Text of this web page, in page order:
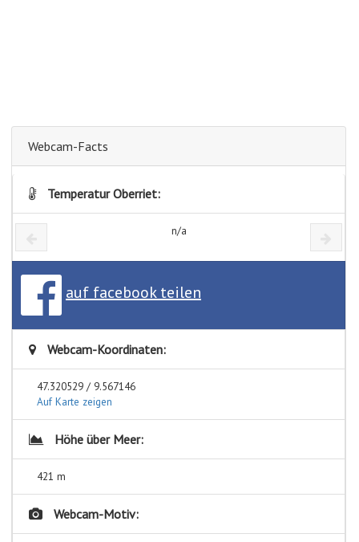
Webcam-Facts
Temperatur Oberriet:
n/a
auf facebook teilen
Webcam-Koordinaten:
47.320529 / 9.567146
Auf Karte zeigen
Höhe über Meer:
421 m
Webcam-Motiv: